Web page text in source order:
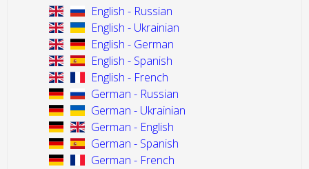
English - Russian
English - Ukrainian
English - German
English - Spanish
English - French
German - Russian
German - Ukrainian
German - English
German - Spanish
German - French